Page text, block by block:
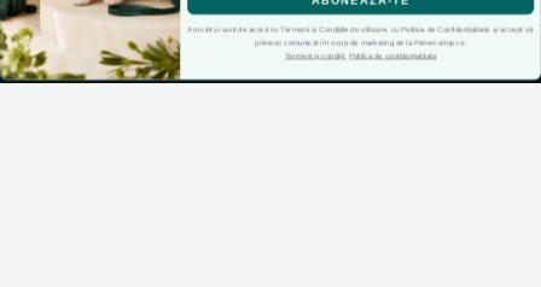
Preferinte cookie-uri
Intrebari frecvente
Harta site
Am citit și sunt de acord cu Termenii și Condițiile de utilizare, cu Politica de Confidențialitate și accept să
primesc comunicări în scop de marketing de la Petvet-shop.ro.
Termeni și condiții Politica de confidențialitate